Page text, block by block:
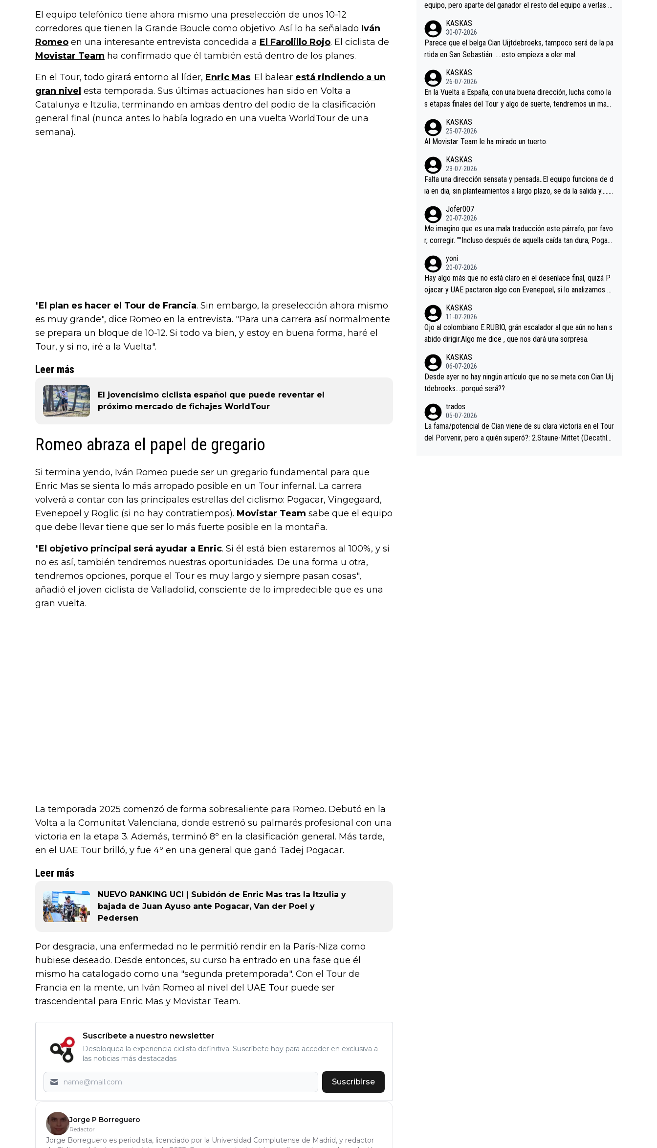
El equipo telefónico tiene ahora mismo una preselección de unos 10-12
corredores que tienen la Grande Boucle como objetivo. Así lo ha señalado Iván
Romeo en una interesante entrevista concedida a El Farolillo Rojo. El ciclista de
Movistar Team ha confirmado que él también está dentro de los planes.
En el Tour, todo girará entorno al líder, Enric Mas. El balear está rindiendo a un
gran nivel esta temporada. Sus últimas actuaciones han sido en Volta a
Catalunya e Itzulia, terminando en ambas dentro del podio de la clasificación
general final (nunca antes lo había logrado en una vuelta WorldTour de una
semana).
"El plan es hacer el Tour de Francia. Sin embargo, la preselección ahora mismo
es muy grande", dice Romeo en la entrevista. "Para una carrera así normalmente
se prepara un bloque de 10-12. Si todo va bien, y estoy en buena forma, haré el
Tour, y si no, iré a la Vuelta".
Leer más
El jovencísimo ciclista español que puede reventar el
próximo mercado de fichajes WorldTour
Romeo abraza el papel de gregario
Si termina yendo, Iván Romeo puede ser un gregario fundamental para que
Enric Mas se sienta lo más arropado posible en un Tour infernal. La carrera
volverá a contar con las principales estrellas del ciclismo: Pogacar, Vingegaard,
Evenepoel y Roglic (si no hay contratiempos). Movistar Team sabe que el equipo
que debe llevar tiene que ser lo más fuerte posible en la montaña.
"El objetivo principal será ayudar a Enric. Si él está bien estaremos al 100%, y si
no es así, también tendremos nuestras oportunidades. De una forma u otra,
tendremos opciones, porque el Tour es muy largo y siempre pasan cosas",
añadió el joven ciclista de Valladolid, consciente de lo impredecible que es una
gran vuelta.
La temporada 2025 comenzó de forma sobresaliente para Romeo. Debutó en la
Volta a la Comunitat Valenciana, donde estrenó su palmarés profesional con una
victoria en la etapa 3. Además, terminó 8º en la clasificación general. Más tarde,
en el UAE Tour brilló, y fue 4º en una general que ganó Tadej Pogacar.
Leer más
NUEVO RANKING UCI | Subidón de Enric Mas tras la Itzulia y
bajada de Juan Ayuso ante Pogacar, Van der Poel y
Pedersen
Por desgracia, una enfermedad no le permitió rendir en la París-Niza como
hubiese deseado. Desde entonces, su curso ha entrado en una fase que él
mismo ha catalogado como una "segunda pretemporada". Con el Tour de
Francia en la mente, un Iván Romeo al nivel del UAE Tour puede ser
trascendental para Enric Mas y Movistar Team.
Suscríbete a nuestro newsletter
Desbloquea la experiencia ciclista definitiva: Suscríbete hoy para acceder en exclusiva a
las noticias más destacadas
Suscribirse
Jorge P Borreguero
Redactor
Jorge Borreguero es periodista, licenciado por la Universidad Complutense de Madrid, y redactor
equipo, pero aparte del ganador el resto del equipo a verlas v
es.La única buena noticia es la mejoría de Enric Más en San S
ebastian.Si en la Vuelta a Burgos sigue la mejoría, podríamos t
ener alguna sorpresa en la Vuelta.Ojalá.
KASKAS
30-07-2026
Parece que el belga Cian Uijtdebroeks, tampoco será de la pa
rtida en San Sebastián …..esto empieza a oler mal.
KASKAS
26-07-2026
En la Vuelta a España, con una buena dirección, lucha como la
s etapas finales del Tour y algo de suerte, tendremos un magn
KASKAS
25-07-2026
Al Movistar Team le ha mirado un tuerto.
KASKAS
23-07-2026
Falta una dirección sensata y pensada..El equipo funciona de d
ia en dia, sin planteamientos a largo plazo, se da la salida y…..v
a, Minguez, Velez etc etc.Me da pena vivir estos momentos t
an tristes sin victorias.
Jofer007
20-07-2026
Me imagino que es una mala traducción este párrafo, por favo
r, corregir. ""Incluso después de aquella caída tan dura, Pogac
rd permaneció pegado a su rueda. Parecía increíble la forma
en la que era capaz de controlar el miedo", recordó."
yoni
20-07-2026
Hay algo más que no está claro en el desenlace final, quizá P
ojacar y UAE pactaron algo con Evenepoel, si lo analizamos P
casi sin pedalear, luego está el saludo con Evenepoel dándose
la mano de una manera muy fraternal, más allá de los típicos t
oques en el hombro con que saludaba a Vingegard. Ahí hubo u
o aprieta, a ver si por querer poner a Del Toro con calzador e
n posición de podio UAE y Pojacar se van complicar el tour.
KASKAS
11-07-2026
Ojo al colombiano E.RUBIO, grán escalador al que aún no han s
abido dirigir.Algo me dice , que nos dará una sorpresa.
KASKAS
06-07-2026
Desde ayer no hay ningún artículo que no se meta con Cian Uij
tdebroeks….porqué será??
trados
05-07-2026
La fama/potencial de Cian viene de su clara victoria en el Tour
del Porvenir, pero a quién superó?: 2.Staune-Mittet (Decathlo